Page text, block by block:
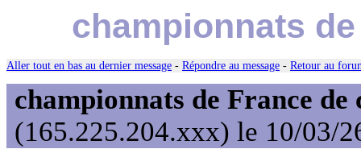
championnats
Aller tout en bas au dernier message - Répondre au message - Retour au
championnats de France de
(165.225.204.xxx) le 10/03/